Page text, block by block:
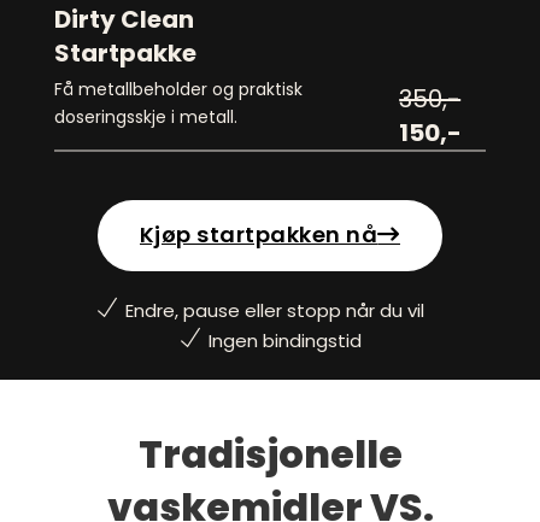
Dirty Clean
Startpakke
Få metallbeholder og praktisk
doseringsskje i metall.
350,-
150,-
Kjøp startpakken nå
Ingen bindingstid
Endre, pause eller stopp når du vil
Tradisjonelle
vaskemidler VS.